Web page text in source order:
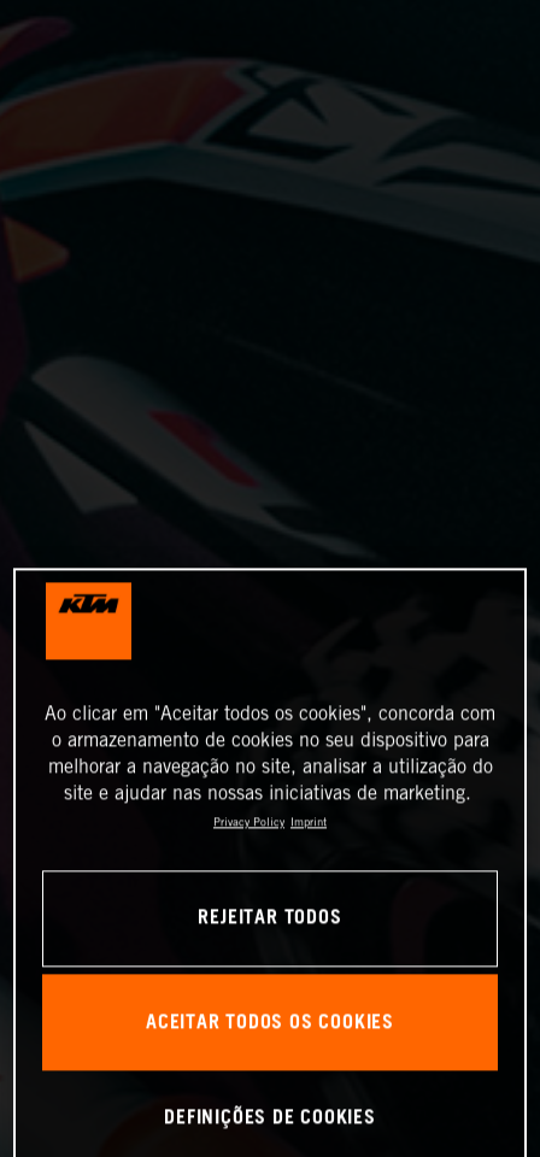
Ao clicar em "Aceitar todos os cookies", concorda com
o armazenamento de cookies no seu dispositivo para
melhorar a navegação no site, analisar a utilização do
site e ajudar nas nossas iniciativas de marketing.
Privacy Policy Imprint
REJEITAR TODOS
ACEITAR TODOS OS COOKIES
DEFINIÇÕES DE COOKIES